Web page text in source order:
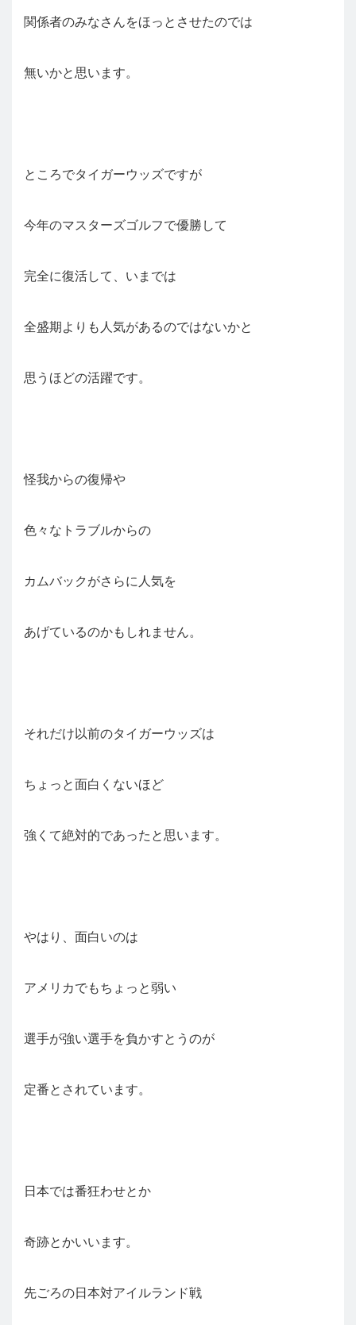
関係者のみなさんをほっとさせたのでは
無いかと思います。
ところでタイガーウッズですが
今年のマスターズゴルフで優勝して
完全に復活して、いまでは
全盛期よりも人気があるのではないかと
思うほどの活躍です。
怪我からの復帰や
色々なトラブルからの
カムバックがさらに人気を
あげているのかもしれません。
それだけ以前のタイガーウッズは
ちょっと面白くないほど
強くて絶対的であったと思います。
やはり、面白いのは
アメリカでもちょっと弱い
選手が強い選手を負かすとうのが
定番とされています。
日本では番狂わせとか
奇跡とかいいます。
先ごろの日本対アイルランド戦